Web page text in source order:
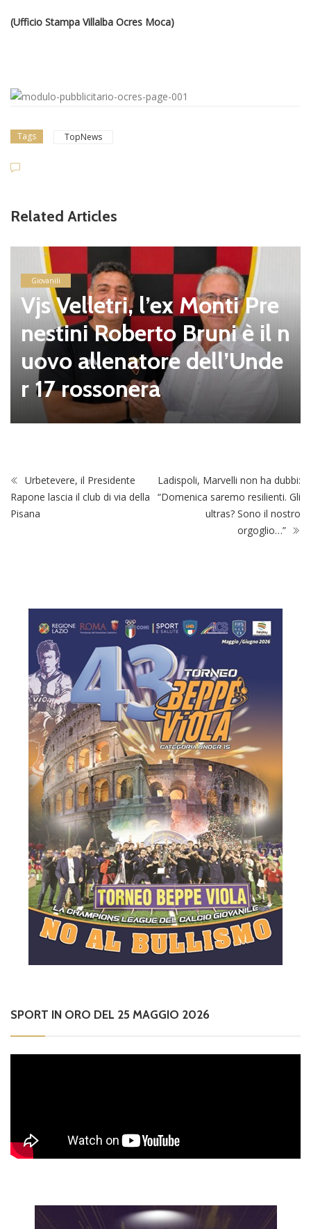
(Ufficio Stampa Villalba Ocres Moca)
Tags TopNews
Related Articles
Giovanili
Vjs Velletri, l’ex Monti Pre
nestini Roberto Bruni è il n
uovo allenatore dell’Unde
r 17 rossonera
Urbetevere, il Presidente
Rapone lascia il club di via della
Pisana
Ladispoli, Marvelli non ha dubbi:
“Domenica saremo resilienti. Gli
ultras? Sono il nostro
orgoglio…”
SPORT IN ORO DEL 25 MAGGIO 2026